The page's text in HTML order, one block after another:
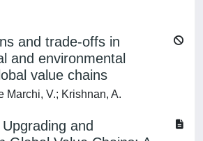
and trade-offs in
and environmental
value chains
Marchi, V.; Krishnan, A.
and